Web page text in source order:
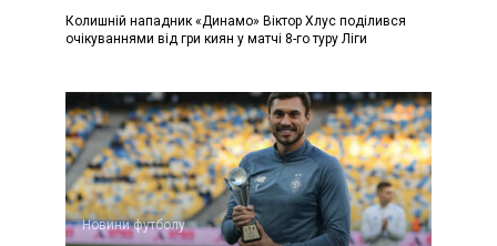
Колишній нападник «Динамо» Віктор Хлус поділився
очікуваннями від гри киян у матчі 8-го туру Ліги
Новини футболу